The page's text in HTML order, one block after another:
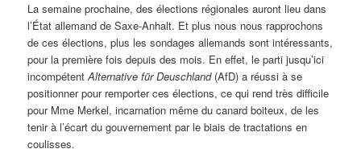
La semaine prochaine, des élections régionales auront lieu dans
l’État allemand de Saxe-Anhalt. Et plus nous nous rapprochons
de ces élections, plus les sondages allemands sont intéressants,
pour la première fois depuis des mois. En effet, le parti jusqu’ici
incompétentAlternative für Deuschland(AfD) a réussi à se
positionner pour remporter ces élections, ce qui rend très difficile
pour Mme Merkel, incarnation même du canard boiteux, de les
tenir à l’écart du gouvernement par le biais de tractations en
coulisses.